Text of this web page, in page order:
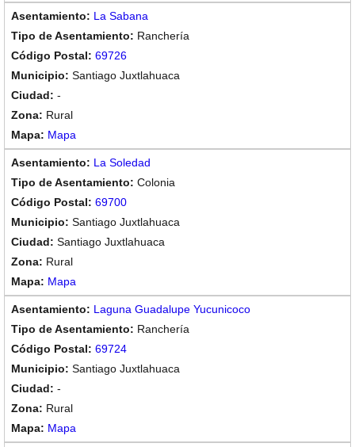
La Sabana
Ranchería
69726
Santiago Juxtlahuaca
-
Rural
Mapa
La Soledad
Colonia
69700
Santiago Juxtlahuaca
Santiago Juxtlahuaca
Rural
Mapa
Laguna Guadalupe Yucunicoco
Ranchería
69724
Santiago Juxtlahuaca
-
Rural
Mapa